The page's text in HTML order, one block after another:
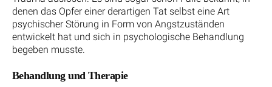
denen das Opfer einer derartigen Tat selbst eine Art
psychischer Störung in Form von Angstzuständen
entwickelt hat und sich in psychologische Behandlung
begeben musste.
Behandlung und Therapie